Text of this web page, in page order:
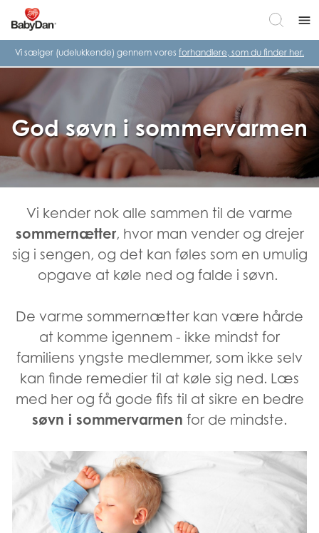
menu
Vi sælger (udelukkende) gennem vores forhandlere, som du finder her.
God søvn i sommervarmen
Vi kender nok alle sammen til de varme
sommernætter, hvor man vender og drejer
sig i sengen, og det kan føles som en umulig
opgave at køle ned og falde i søvn.
De varme sommernætter kan være hårde
at komme igennem - ikke mindst for
familiens yngste medlemmer, som ikke selv
kan finde remedier til at køle sig ned. Læs
med her og få gode fifs til at sikre en bedre
søvn i sommervarmen for de mindste.